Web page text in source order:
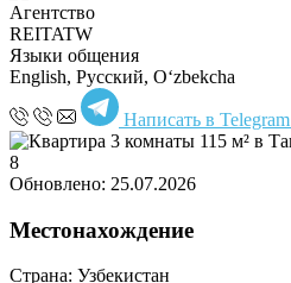
Агентство
REITATW
Языки общения
English, Русский, Oʻzbekcha
Написать в Telegram
8
Обновлено: 25.07.2026
Местонахождение
Страна: Узбекистан